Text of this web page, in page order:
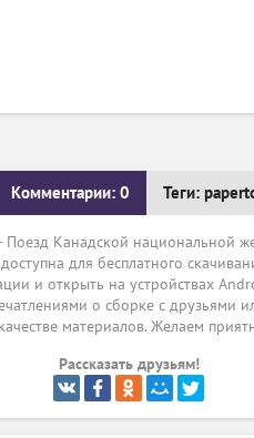
Комментарии: 0 Теги:
Канадской национальной
для бесплатного
и открыть на устройствах
о сборке с друзьями
материалов. Желаем
Рассказать друзьям!